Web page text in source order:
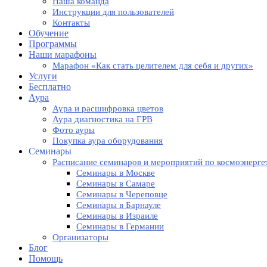
Инструкции для пользователей
Контакты
Обучение
Программы
Наши марафоны
Марафон «Как стать целителем для себя и других»
Услуги
Бесплатно
Аура
Аура и расшифровка цветов
Аура диагностика на ГРВ
Фото ауры
Покупка аура оборудования
Семинары
Расписание семинаров и мероприятий по
Семинары в Москве
Семинары в Самаре
Семинары в Череповце
Семинары в Барнауле
Семинары в Израиле
Семинары в Германии
Организаторы
Блог
Помощь